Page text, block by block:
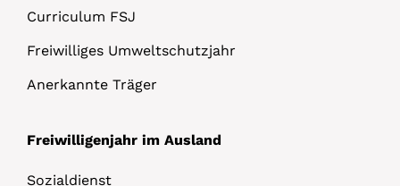
Curriculum FSJ
Freiwilliges Umweltschutzjahr
Anerkannte Träger
Freiwilligenjahr im Ausland
Sozialdienst